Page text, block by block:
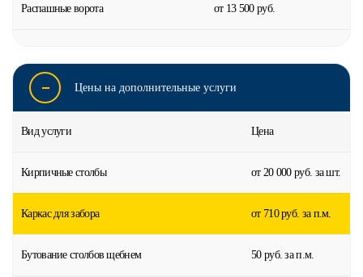
Распашные ворота от 13 500 руб.
Цены на дополнительные услуги
Вид услуги Цена
Кирпичные столбы от 20 000 руб. за шт.
Каркас для забора от 710 руб. за п.м.
Бутование столбов щебнем 50 руб. за п.м.